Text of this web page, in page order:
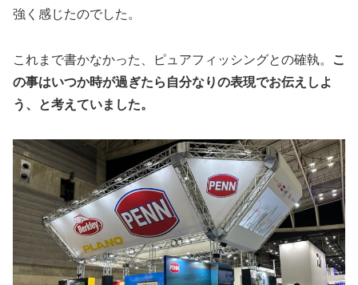
強く感じたのでした。
これまで書かなかった、ピュアフィッシングとの確執。
こ
の事はいつか時が過ぎたら自分なりの表現でお伝えしよ
う、と考えていました。